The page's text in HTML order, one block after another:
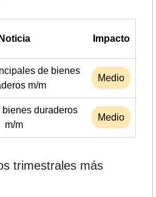
Noticia Impacto
de bienes
m/m
Medio
bienes duraderos
m/m
Medio
trimestrales más